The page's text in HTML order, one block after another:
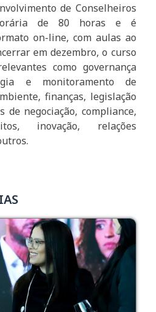
de Conselheiros
de 80 horas e é
on-line, com aulas ao
em dezembro, o curso
como governança
e monitoramento de
finanças, legislação
de negociação, compliance,
inovação, relações